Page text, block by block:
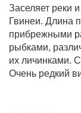
Заселяет реки
Гвинеи. Длина
прибрежными
рыбками,
их личинками.
Очень редкий